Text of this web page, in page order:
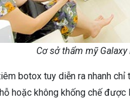
Cơ sở thẩm mỹ
botox tuy diễn ra nhanh
hoặc không khống chế